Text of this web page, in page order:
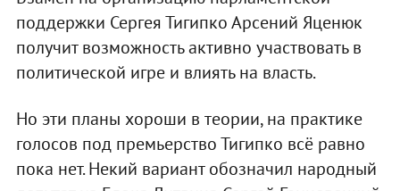
поддержки Сергея Тигипко Арсений Яценюк
получит возможность активно участвовать в
политической игре и влиять на власть.
Но эти планы хороши в теории, на практике
голосов под премьерство Тигипко всё равно
пока нет. Некий вариант обозначил народный